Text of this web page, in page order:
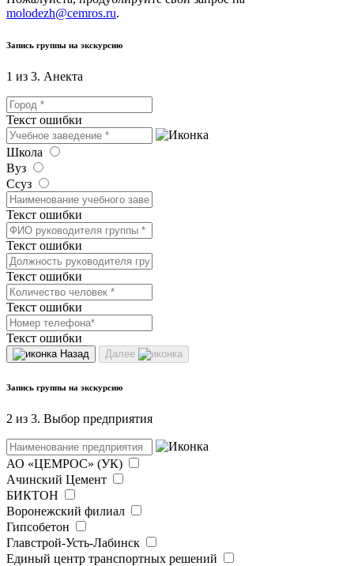
molodezh@cemros.ru.
Запись группы на экскурсию
1 из 3. Анекта
Текст ошибки
Школа
Вуз
Ссуз
Текст ошибки
Текст ошибки
Текст ошибки
Текст ошибки
Текст ошибки
Назад Далее
Запись группы на экскурсию
2 из 3. Выбор предприятия
АО «ЦЕМРОС» (УК)
Ачинский Цемент
БИКТОН
Воронежский филиал
Гипсобетон
Главстрой-Усть-Лабинск
Единый центр транспортных решений